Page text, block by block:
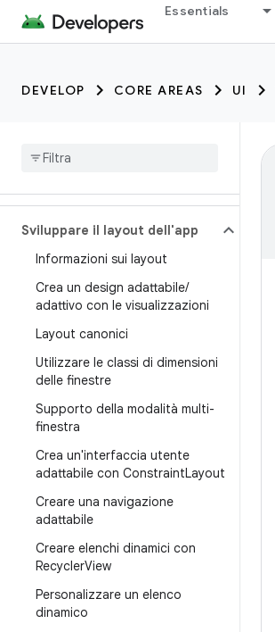
Essentials
DEVELOP CORE AREAS UI
Sviluppare il layout dell'app
Informazioni sui layout
Crea un design adattabile/
adattivo con le visualizzazioni
Layout canonici
Utilizzare le classi di dimensioni
delle finestre
Supporto della modalità multi-
finestra
Crea un'interfaccia utente
adattabile con ConstraintLayout
Creare una navigazione
adattabile
Creare elenchi dinamici con
RecyclerView
Personalizzare un elenco
dinamico